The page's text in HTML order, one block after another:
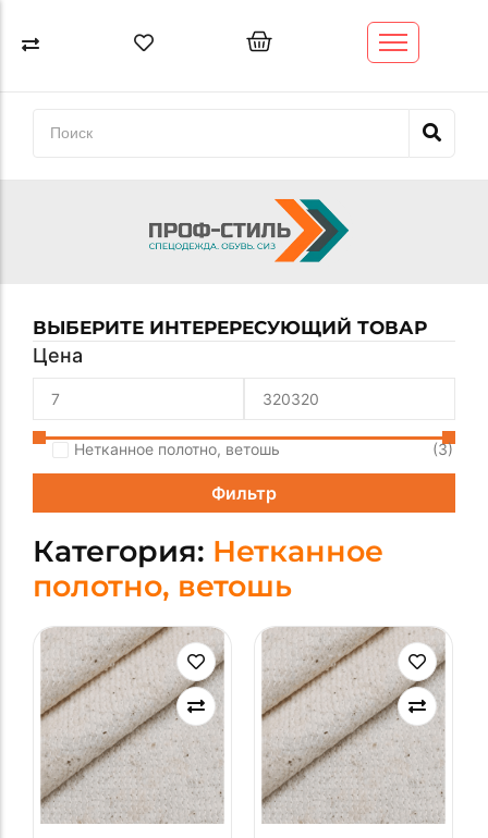
Спецодежда
ВЫБЕРИТЕ ИНТЕРЕРЕСУЮЩИЙ ТОВАР
Цена
Нетканное полотно, ветошь (3)
Фильтр
Категория: Нетканное
полотно, ветошь